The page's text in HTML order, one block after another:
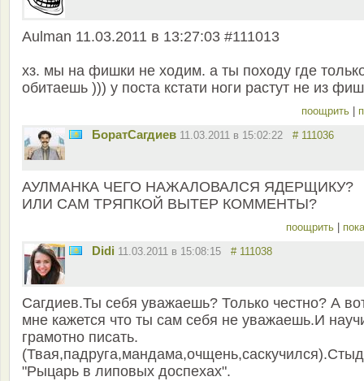
Aulman 11.03.2011 в 13:27:03 #111013
хз. мы на фишки не ходим. а ты походу где
обитаешь ))) у поста кстати ноги растут не из
поощрить
БоратСагдиев 11.03.2011 в 15:02:22 # 111036
АУЛМАНКА ЧЕГО НАЖАЛОВАЛСЯ ЯДЕРЩИКУ?
ИЛИ САМ ТРЯПКОЙ ВЫТЕР КОММЕНТЫ?
поощрить
Didi 11.03.2011 в 15:08:15 # 111038
Сагдиев.Ты себя уважаешь? Только честно? А
мне кажется что ты сам себя не уважаешь.И
грамотно писать.
"Рыцарь в липовых доспехах".